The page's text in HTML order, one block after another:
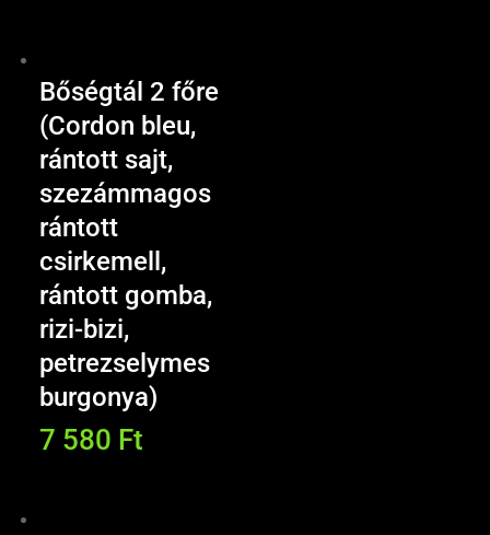
Bőségtál 2 főre
(Cordon bleu,
rántott sajt,
szezámmagos
rántott
csirkemell,
rántott gomba,
rizi-bizi,
petrezselymes
burgonya)
7 580 Ft